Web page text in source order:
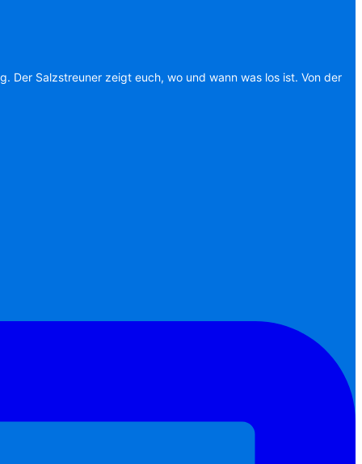
Der Salzstreuner zeigt euch, wo und wann was los ist. Von der